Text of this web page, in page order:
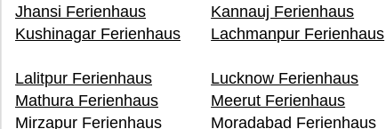
Jhansi Ferienhaus
Kannauj Ferienhaus
Kushinagar Ferienhaus
Lachmanpur Ferienhaus
Lalitpur Ferienhaus
Lucknow Ferienhaus
Mathura Ferienhaus
Meerut Ferienhaus
Mirzapur Ferienhaus
Moradabad Ferienhaus